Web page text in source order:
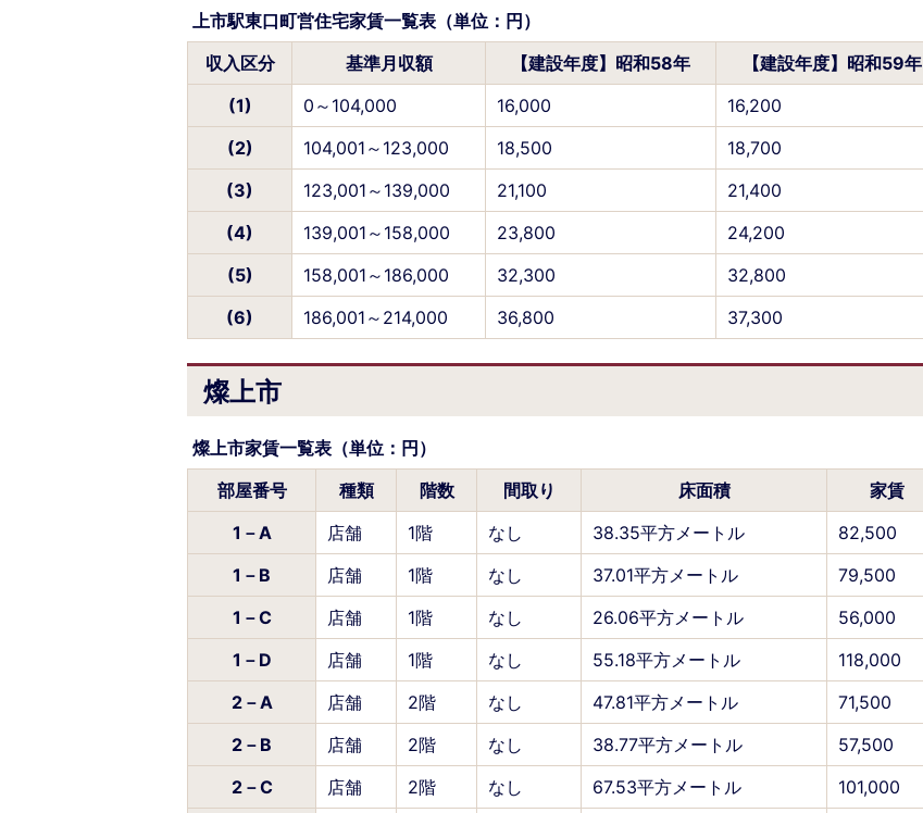
上市駅東口町営住宅家賃一覧表（単位：円）
収入区分
基準月収額 【建設年度】昭和58年
【建設年度】昭和59年
(1)
0～104,000 16,000
16,200
(2)
104,001～123,000 18,500
18,700
(3)
123,001～139,000 21,100
21,400
(4)
139,001～158,000 23,800
24,200
(5)
158,001～186,000 32,300
32,800
(6)
186,001～214,000 36,800 37,300
燦上市
燦上市家賃一覧表（単位：円）
部屋番号
種類 階数 間取り 床面積
家賃
1－A
店舗 1階 なし 38.35平方メートル
82,500
1－B
店舗 1階 なし 37.01平方メートル
79,500
1－C
店舗 1階 なし 26.06平方メートル
56,000
1－D
店舗 1階 なし 55.18平方メートル
118,000
2－A
店舗 2階 なし 47.81平方メートル
71,500
2－B
店舗 2階 なし 38.77平方メートル
57,500
2－C
店舗 2階 なし 67.53平方メートル 101,000